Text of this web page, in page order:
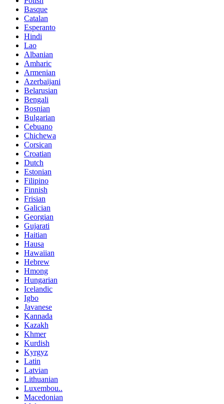
Basque
Catalan
Esperanto
Hindi
Lao
Albanian
Amharic
Armenian
Azerbaijani
Belarusian
Bengali
Bosnian
Bulgarian
Cebuano
Chichewa
Corsican
Croatian
Dutch
Estonian
Filipino
Finnish
Frisian
Galician
Georgian
Gujarati
Haitian
Hausa
Hawaiian
Hebrew
Hmong
Hungarian
Icelandic
Igbo
Javanese
Kannada
Kazakh
Khmer
Kurdish
Kyrgyz
Latin
Latvian
Lithuanian
Luxembou..
Macedonian